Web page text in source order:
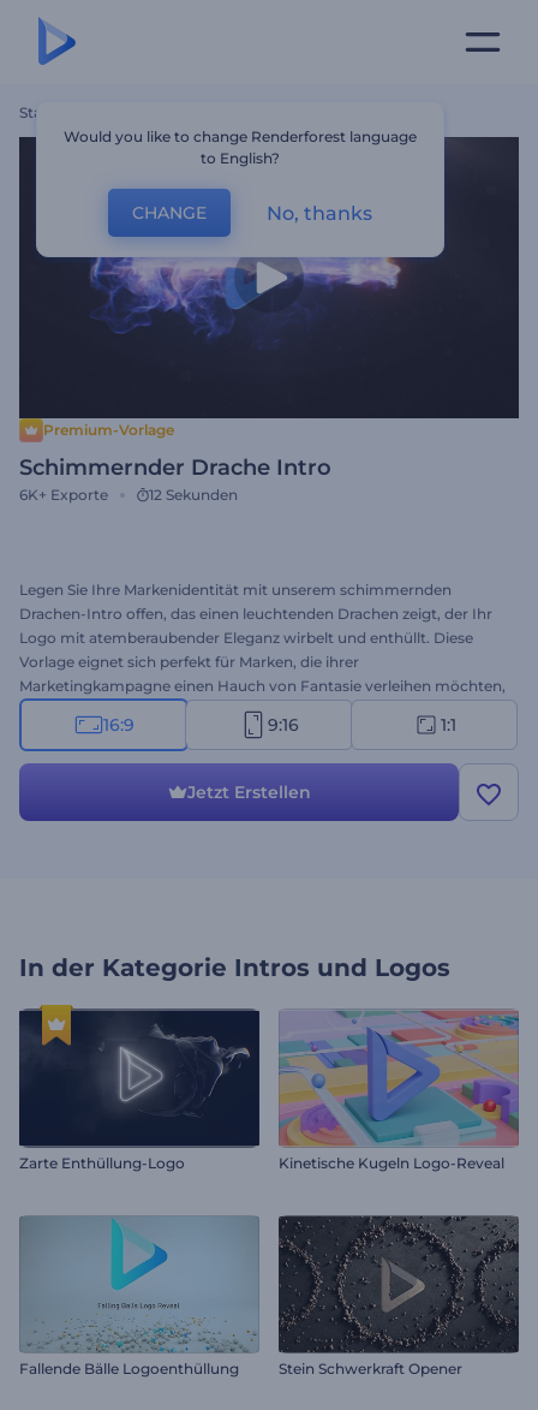
Startseite
Premium-Vorlage
Schimmernder Drache Intro
6K+ Exporte 12 Sekunden
Legen Sie Ihre Markenidentität mit unserem schimmernden
Drachen-Intro offen, das einen leuchtenden Drachen zeigt, der Ihr
Logo mit atemberaubender Eleganz wirbelt und enthüllt. Diese
Vorlage eignet sich perfekt für Marken, die ihrer
Marketingkampagne einen Hauch von Fantasie verleihen möchten,
und bietet eine fesselnde Möglichkeit, Ihr Logo zu präsentieren und
Ihr Publikum zu fesseln. Passen Sie die Vorlage mit Ihren Branding-
bezaubernden Einstieg zu schaffen. Jetzt erstellen!
16:9 9:16 1:1
Jetzt Erstellen
In der Kategorie Intros und Logos
Zarte Enthüllung-Logo Kinetische Kugeln Logo-Reveal
Fallende Bälle Logoenthüllung Stein Schwerkraft Opener
Would you like to change Renderforest language
to English?
CHANGE No, thanks